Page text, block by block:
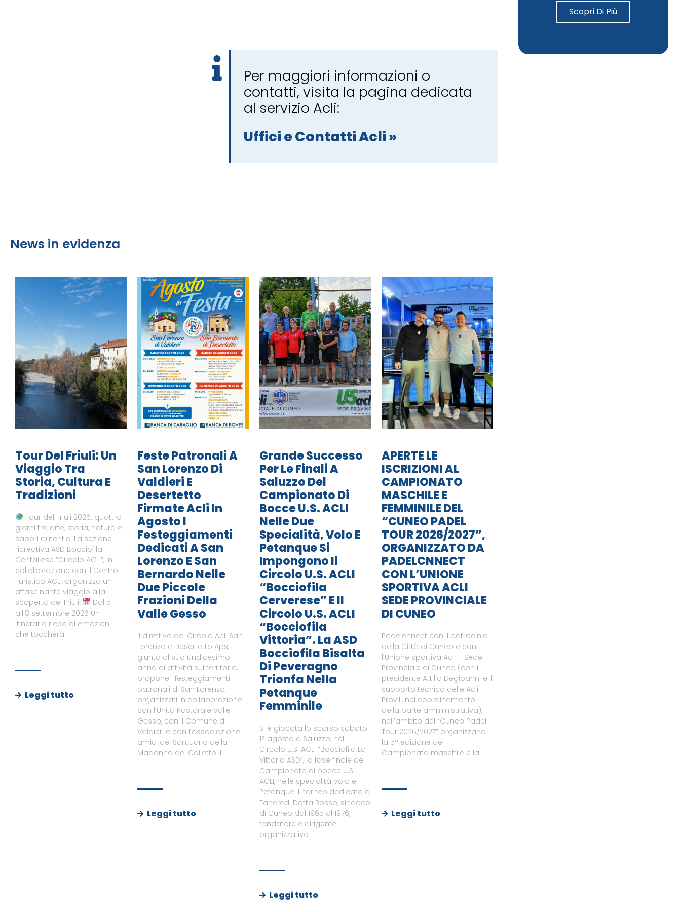
Per maggiori informazioni o
contatti, visita la pagina dedicata
al servizio Acli:
Uffici e Contatti Acli »
News in evidenza
Tour Del Friuli: Un
Viaggio Tra
Storia, Cultura E
Tradizioni
Tour del Friuli 2026: quattro
giorni tra arte, storia, natura e
sapori autentici La sezione
ricreativa ASD Bocciofila
Centallese “Circolo ACLI”, in
collaborazione con il Centro
Turistico ACLI, organizza un
affascinante viaggio alla
scoperta del Friuli.
Dal 5
all’8 settembre 2026 Un
itinerario ricco di emozioni
che toccherà
Leggi tutto
Feste Patronali A
San Lorenzo Di
Valdieri E
Desertetto
Firmate Acli In
Agosto I
Festeggiamenti
Dedicati A San
Lorenzo E San
Bernardo Nelle
Due Piccole
Frazioni Della
Valle Gesso
Il direttivo del Circolo Acli San
Lorenzo e Desertetto Aps,
giunto al suo undicesimo
anno di attività sul territorio,
propone i festeggiamenti
patronali di San Lorenzo,
organizzati in collaborazione
con l’Unità Pastorale Valle
Gesso, con il Comune di
Valdieri e con l’associazione
amici del Santuario della
Madonna del Colletto. Il
Leggi tutto
Grande Successo
Per Le Finali A
Saluzzo Del
Campionato Di
Bocce U.S. ACLI
Nelle Due
Specialità, Volo E
Petanque Si
Impongono Il
Circolo U.S. ACLI
“Bocciofila
Cerverese” E Il
Circolo U.S. ACLI
“Bocciofila
Vittoria”. La ASD
Bocciofila Bisalta
Di Peveragno
Trionfa Nella
Petanque
Femminile
Si è giocata lo scorso sabato
1° agosto a Saluzzo, nel
Circolo U.S. ACLI “Bocciofila La
Vittoria ASD”, la fase finale del
Campionato di bocce U.S.
ACLI, nelle specialità Volo e
Petanque. Il torneo dedicato a
Tancredi Dotta Rosso, sindaco
di Cuneo dal 1965 al 1976,
fondatore e dirigente
organizzativo
Leggi tutto
APERTE LE
ISCRIZIONI AL
CAMPIONATO
MASCHILE E
FEMMINILE DEL
“CUNEO PADEL
TOUR 2026/2027”,
ORGANIZZATO DA
PADELCNNECT
CON L’UNIONE
SPORTIVA ACLI
SEDE PROVINCIALE
DI CUNEO
Padelcnnect con il patrocinio
della Città di Cuneo e con
l’Unione sportiva Acli – Sede
Provinciale di Cuneo (con il
presidente Attilio Degioanni e il
supporto tecnico delle Acli
Prov.li, nel coordinamento
della parte amministrativa),
nell’ambito del “Cuneo Padel
Tour 2026/2027” organizzano
la 5° edizione del
Campionato maschile e la
Leggi tutto
Scopri Di Più